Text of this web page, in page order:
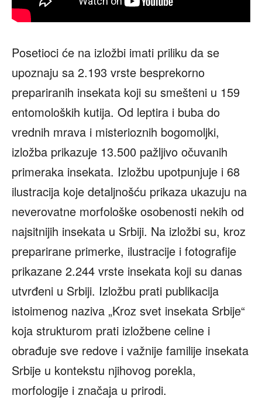
Posetioci će na izložbi imati priliku da se
upoznaju sa 2.193 vrste besprekorno
prepariranih insekata koji su smešteni u 159
entomoloških kutija. Od leptira i buba do
vrednih mrava i misterioznih bogomoljki,
izložba prikazuje 13.500 pažljivo očuvanih
primeraka insekata. Izložbu upotpunjuje i 68
ilustracija koje detaljnošću prikaza ukazuju na
neverovatne morfološke osobenosti nekih od
najsitnijih insekata u Srbiji. Na izložbi su, kroz
preparirane primerke, ilustracije i fotografije
prikazane 2.244 vrste insekata koji su danas
utvrđeni u Srbiji. Izložbu prati publikacija
istoimenog naziva „Kroz svet insekata Srbije“
koja strukturom prati izložbene celine i
obrađuje sve redove i važnije familije insekata
Srbije u kontekstu njihovog porekla,
morfologije i značaja u prirodi.